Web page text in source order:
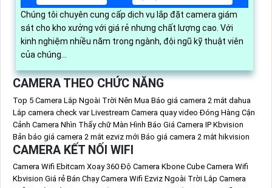
Chúng tôi chuyên cung cấp dịch vụ lắp đặt camera giám
sát cho kho xưởng với giá rẻ nhưng chất lượng cao. Với
kinh nghiệm nhiều năm trong ngành, đội ngũ kỹ thuật viên
của chúng...
CAMERA THEO CHỨC NĂNG
Top 5 Camera Lắp Ngoài Trời Nên Mua Báo giá camera 2 mắt dahua
Lắp camera check var Livestream Camera quay video Đóng Hàng Cận
Cảnh Camera Nhìn Thấy chữ Màn Hình Báo Giá Camera IP Kbvision
Bản báo giá camera 2 mắt ezviz mới Báo giá camera 2 mắt hikvision
CAMERA KẾT NỐI WIFI
Camera Wifi Ebitcam Xoay 360 Độ Camera Kbone Cube Camera Wifi
Kbvision Giá rẻ Bán Chạy Camera Wifi Ezviz Ngoài Trời Lắp Camera